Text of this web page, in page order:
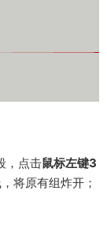
，点击鼠标左键3
将原有组炸开；